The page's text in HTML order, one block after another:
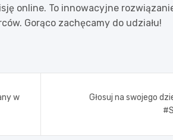
online. To innowacyjne
Gorąco zachęcamy do udziału!
w
Głosuj na swojego